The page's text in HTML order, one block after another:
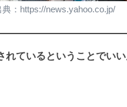
典：https://news.yahoo.co.jp/
ているということでいい